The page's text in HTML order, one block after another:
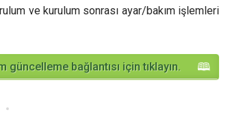
ve kurulum sonrası ayar/bakım işlemleri
güncelleme bağlantısı için tıklayın.